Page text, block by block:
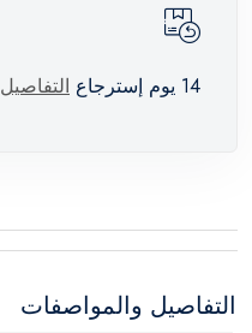
14 يوم إسترجاع التفاصيل
التفاصيل والمواصفات